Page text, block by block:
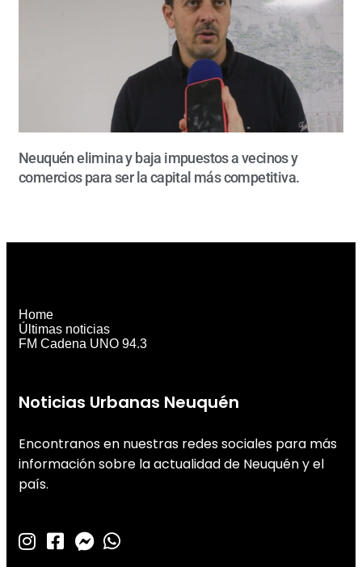
Neuquén elimina y baja impuestos a vecinos y
comercios para ser la capital más competitiva.
Noticias Urbanas Neuquén
Encontranos en nuestras redes sociales para más
información sobre la actualidad de Neuquén y el
país.
Home
Últimas noticias
FM Cadena UNO 94.3